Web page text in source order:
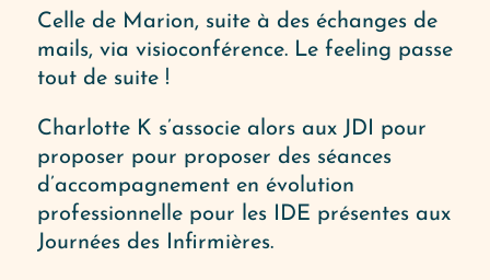
Celle de Marion, suite à des échanges de
mails, via visioconférence. Le feeling passe
tout de suite !
Charlotte K s’associe alors aux JDI pour
proposer pour proposer des séances
d’accompagnement en évolution
professionnelle pour les IDE présentes aux
Journées des Infirmières.